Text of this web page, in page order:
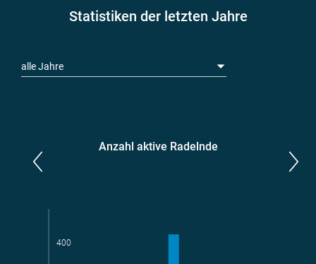
Statistiken der letzten Jahre
alle Jahre
Anzahl aktive Radelnde
400